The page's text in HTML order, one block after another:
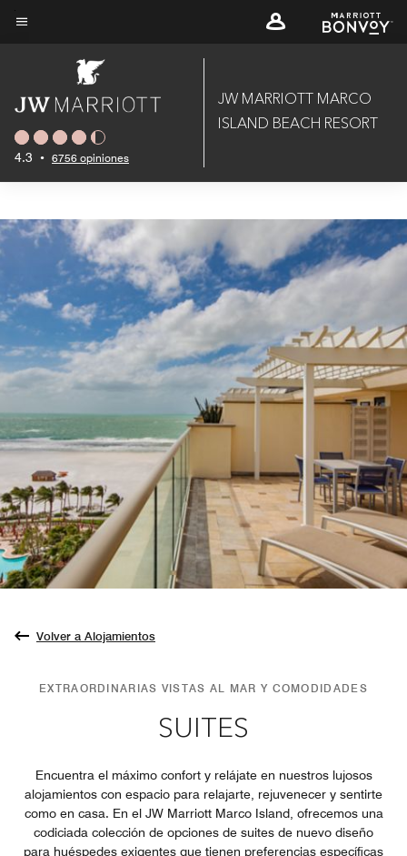
Skip
4.3 • 6756 opiniones
JW MARRIOTT MARCO
ISLAND BEACH RESORT
Volver a Alojamientos
EXTRAORDINARIAS VISTAS AL MAR Y COMODIDADES
SUITES
Encuentra el máximo confort y relájate en nuestros lujosos
alojamientos con espacio para relajarte, rejuvenecer y sentirte
como en casa. En el JW Marriott Marco Island, ofrecemos una
codiciada colección de opciones de suites de nuevo diseño
para huéspedes exigentes que tienen preferencias específicas